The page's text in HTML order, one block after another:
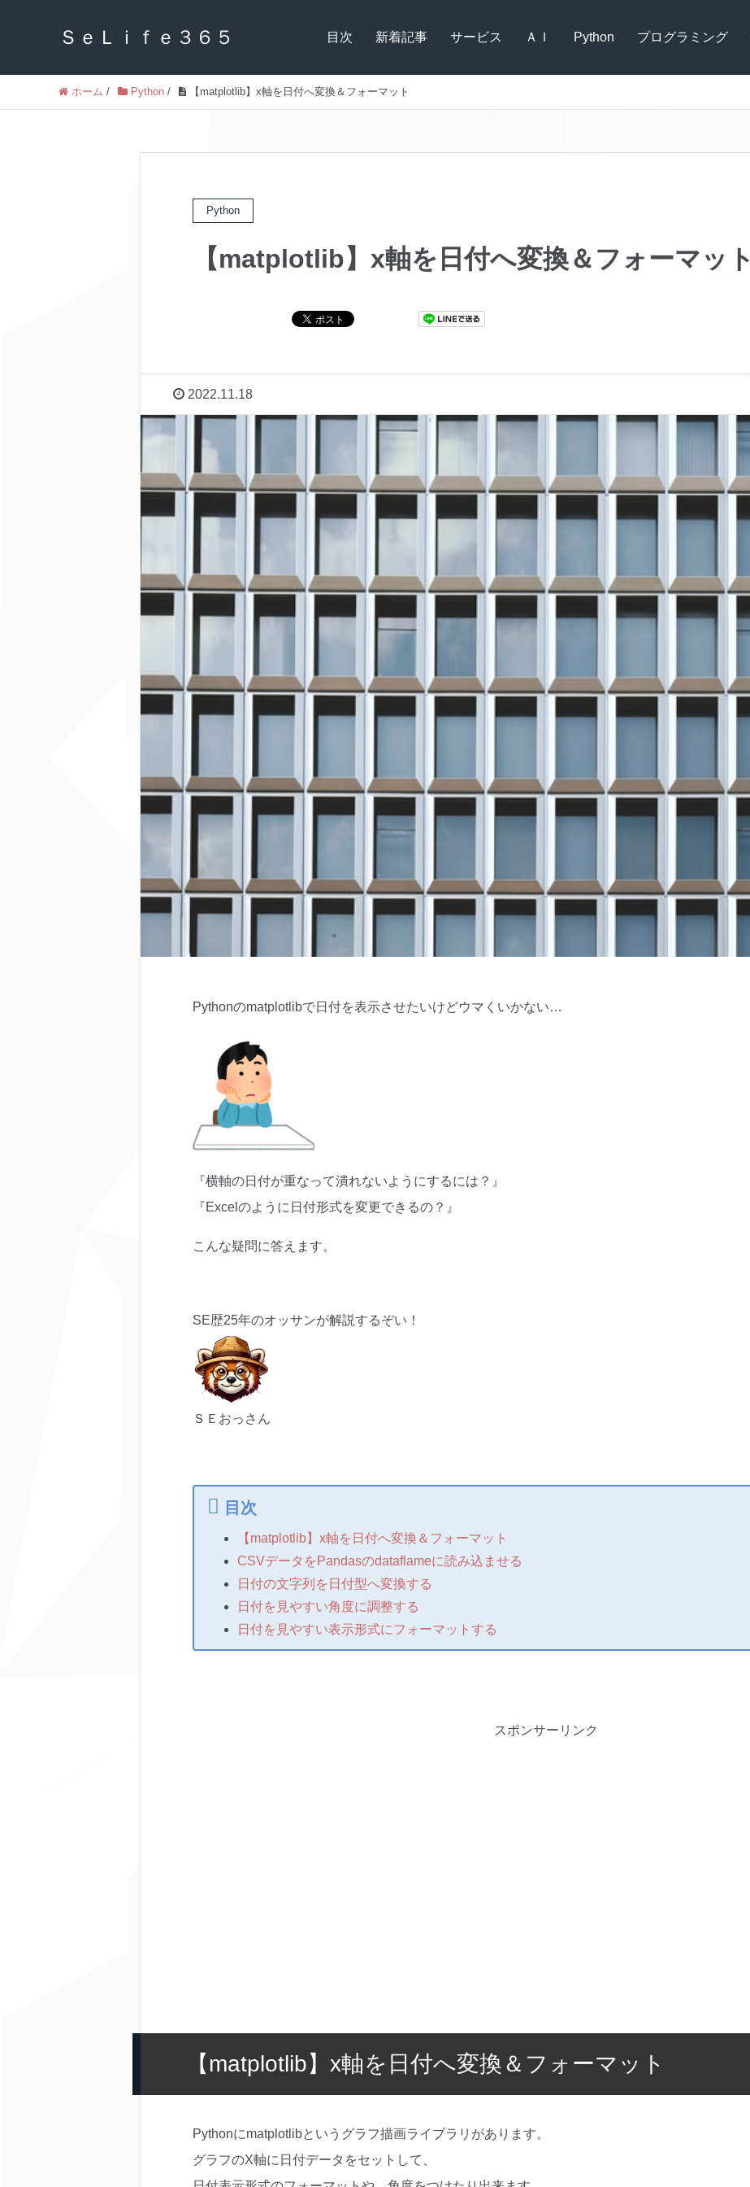
ＳｅＬｉｆｅ３６５ 目次 新着記事 サービス ＡＩ Python プログラミング
ホーム / Python / 【matplotlib】x軸を日付へ変換＆フォーマット
Python
【matplotlib】x軸を日付へ変換＆フォーマット
2022.11.18
Pythonのmatplotlibで日付を表示させたいけどウマくいかない…
『横軸の日付が重なって潰れないようにするには？』
『Excelのように日付形式を変更できるの？』
こんな疑問に答えます。
SE歴25年のオッサンが解説するぞい！
ＳＥおっさん
目次
【matplotlib】x軸を日付へ変換＆フォーマット
CSVデータをPandasのdataflameに読み込ませる
日付の文字列を日付型へ変換する
日付を見やすい角度に調整する
日付を見やすい表示形式にフォーマットする
スポンサーリンク
【matplotlib】x軸を日付へ変換＆フォーマット
Pythonにmatplotlibというグラフ描画ライブラリがあります。
グラフのX軸に日付データをセットして、